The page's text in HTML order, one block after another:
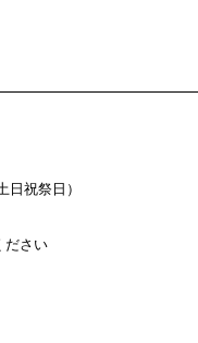
祝祭日）
ださい